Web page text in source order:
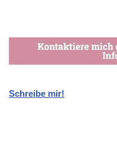
Schreibe mir!